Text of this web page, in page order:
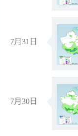
7月31日
7月30日